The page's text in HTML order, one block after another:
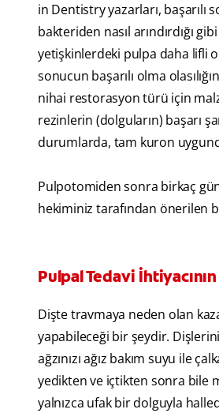
in Dentistry yazarları, başarılı
bakteriden nasıl arındırdığı
yetişkinlerdeki pulpa daha lifli
sonucun başarılı olma
nihai restorasyon türü için
rezinlerin (dolguların) başarı
durumlarda, tam kuron
Pulpotomiden sonra birkaç
hekiminiz tarafından önerilen
Pulpal Tedavi
Dişte travmaya neden olan
yapabileceği bir şeydir.
ağzınızı ağız bakım suyu ile
yedikten ve içtikten sonra bile
yalnızca ufak bir dolguyla